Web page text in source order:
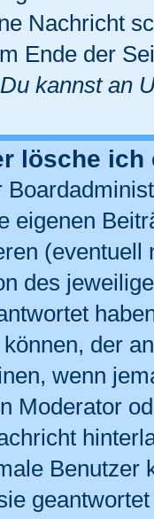
Nachricht
Ende der
kannst an
lösche ich
eigenen
des
der
wenn
Moderator
Benutzer
geantwortet